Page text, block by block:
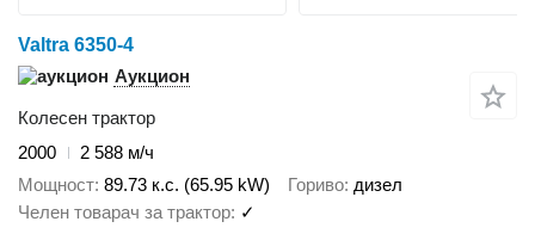
Valtra 6350-4
Аукцион
Колесен трактор
2000
2 588 м/ч
Мощност 89.73 к.с. (65.95 kW) Гориво дизел
Челен товарач за трактор ✓